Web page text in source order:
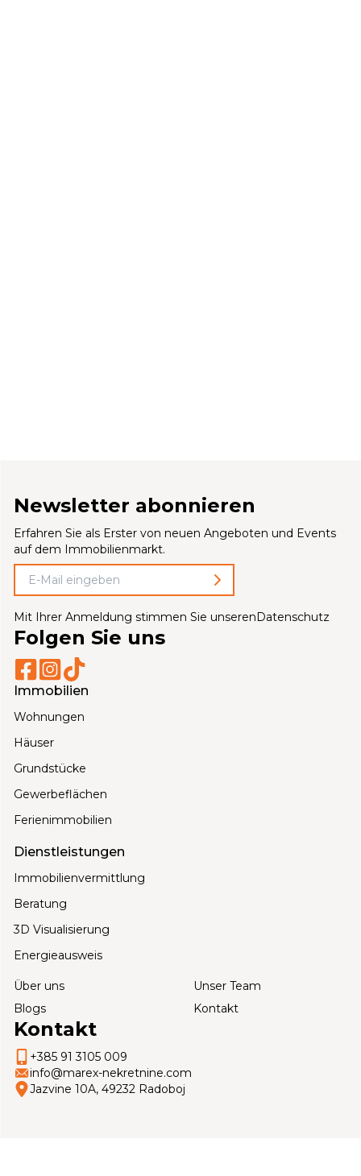
Newsletter abonnieren
Erfahren Sie als Erster von neuen Angeboten und Events
auf dem Immobilienmarkt.
Mit Ihrer Anmeldung stimmen Sie unserenDatenschutz
Folgen Sie uns
Immobilien
Wohnungen
Häuser
Grundstücke
Gewerbeflächen
Ferienimmobilien
Dienstleistungen
Immobilienvermittlung
Beratung
3D Visualisierung
Energieausweis
Über uns
Unser Team
Blogs
Kontakt
Kontakt
+385 91 3105 009
info@marex-nekretnine.com
Jazvine 10A, 49232 Radoboj